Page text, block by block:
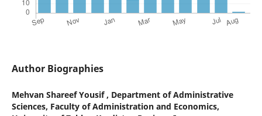
Author Biographies
Mehvan Shareef Yousif , Department of Administrative
Sciences, Faculty of Administration and Economics,